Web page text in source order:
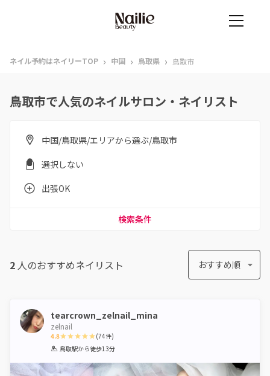
ネイル予約はネイリーTOP › 中国 › 鳥取県 › 鳥取市
鳥取市で人気のネイルサロン・ネイリスト
中国/鳥取県/エリアから選ぶ/鳥取市
選択しない
出張OK
検索条件
2 人のおすすめネイリスト おすすめ順
tearcrown_zelnail_mina
zelnail
4.8
1 2 3 4 5
(74件)
鳥取駅から徒歩13分